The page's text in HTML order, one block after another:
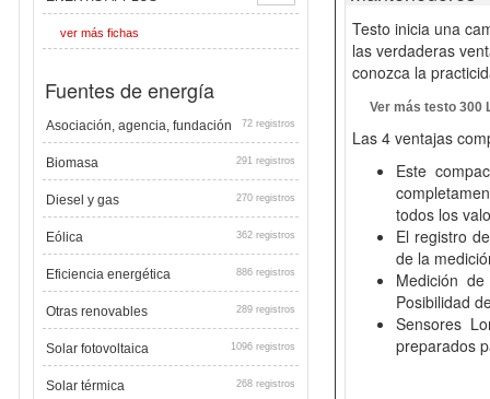
ver más fichas
Fuentes de energía
Asociación, agencia, fundación 72 registros
Biomasa 291 registros
Diesel y gas 270 registros
Eólica 362 registros
Eficiencia energética 886 registros
Otras renovables 289 registros
Solar fotovoltaica 1096 registros
Solar térmica 268 registros
Testo inicia una
las verdaderas
conozca la
Ver más testo 300
Las 4 ventajas
Este
todos los
El registro
de la
Medición
Posibilidad
Sensores
preparados